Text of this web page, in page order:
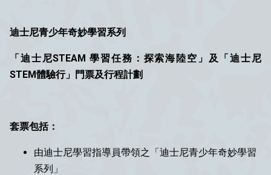
迪士尼青少年奇妙學習系列
「迪士尼STEAM 學習任務：探索海陸空」及「迪士尼
STEM體驗行」門票及行程計劃
套票包括：
由迪士尼學習指導員帶領之「迪士尼青少年奇妙學習
系列」